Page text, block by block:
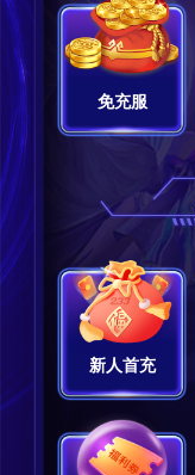
免充服
新人首充